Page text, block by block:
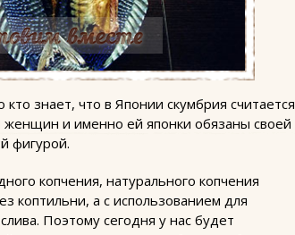
знает, что в Японии скумбрия считается
и именно ей японки обязаны своей
фигурой.
копчения, натурального копчения
коптильни, а с использованием для
Поэтому сегодня у нас будет